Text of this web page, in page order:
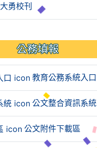
大勇校刊
公務填報
教育公務系統入口
公文整合資訊系統
公文附件下載區